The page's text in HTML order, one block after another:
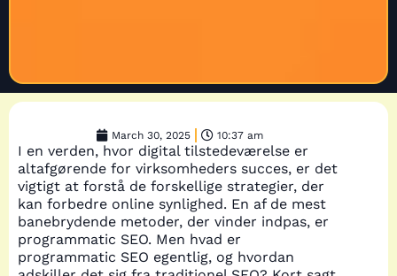
March 30, 2025 10:37 am
I en verden, hvor digital tilstedeværelse er
altafgørende for virksomheders succes, er det
vigtigt at forstå de forskellige strategier, der
kan forbedre online synlighed. En af de mest
banebrydende metoder, der vinder indpas, er
programmatic SEO. Men hvad er
programmatic SEO egentlig, og hvordan